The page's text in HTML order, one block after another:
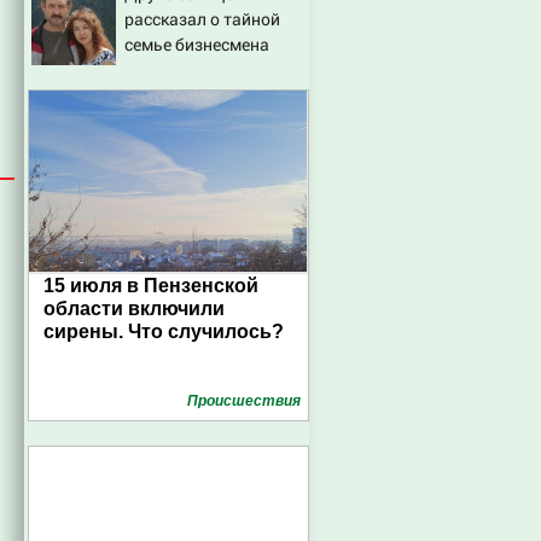
рассказал о тайной
семье бизнесмена
15 июля в Пензенской
области включили
сирены. Что случилось?
Проиcшествия